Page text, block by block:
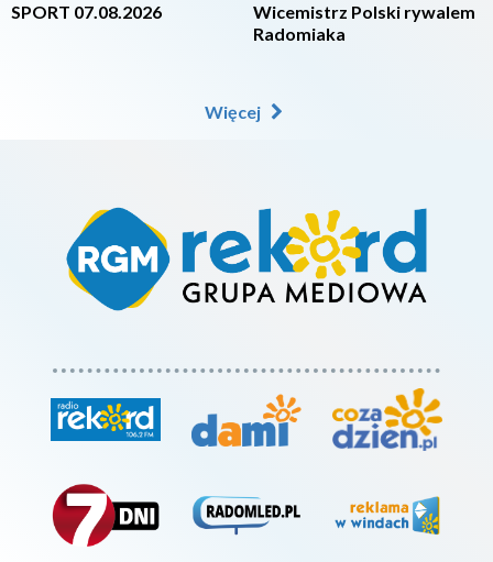
SPORT 07.08.2026
Wicemistrz Polski rywalem
Radomiaka
Więcej